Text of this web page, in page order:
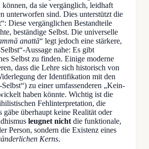
können, da sie vergänglich, leidhaft
unterworfen sind. Dies unterstützt die
Diese vergänglichen Bestandteile
beständige Selbst. Die universelle
anattā“ legt jedoch eine stärkere,
Aussage nahe: Es gibt
Selbst zu finden. Einige moderne
dass die Lehre sich historisch von
der Identifikation mit den
zu einer umfassenderen „Kein-
haben könnte. Wichtig ist die
Fehlinterpretation, die
gäbe überhaupt keine Realität oder
leugnet nicht die funktionale,
Person, sondern die Existenz eines
Kerns.